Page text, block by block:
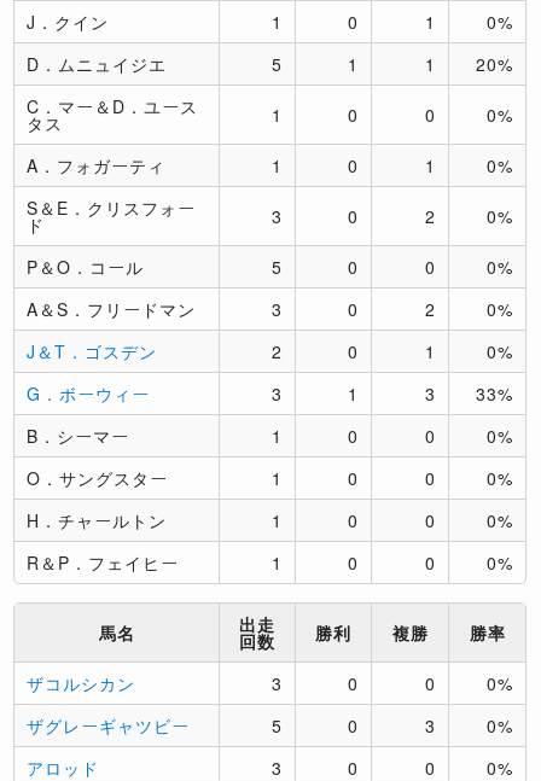
J．クイン
1 0 1
0%
D．ムニュイジエ
5 1 1
20%
C．マー＆D．ユース
タス 1 0 0 0%
A．フォガーティ 1 0 1
0%
S＆E．クリスフォー
ド 3 0 2 0%
P＆O．コール 5 0 0
0%
A＆S．フリードマン
3 0 2
0%
J＆T．ゴスデン
2 0 1
0%
G．ボーウィー
3 1 3
33%
B．シーマー
1 0 0
0%
O．サングスター
1 0 0
0%
H．チャールトン
1 0 0
0%
R＆P．フェイヒー
1 0 0 0%
馬名 出走
回数 勝利 複勝 勝率
ザコルシカン 3 0 0
0%
ザグレーギャツビー
5 0 3
0%
アロッド
3 0 0
0%